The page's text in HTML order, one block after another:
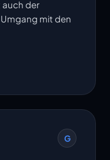
auch der
mit den
G